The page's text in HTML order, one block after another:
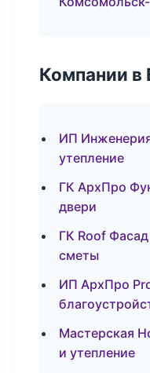
Компании в
ИП
утепление
ГК АрхПро
двери
ГК Roof
сметы
ИП АрхПро
Мастерская
и утепление